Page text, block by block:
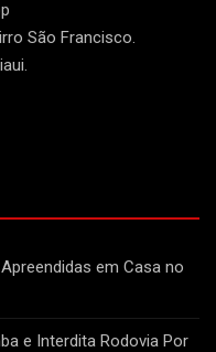
São Francisco.
em Casa no
e Interdita Rodovia Por